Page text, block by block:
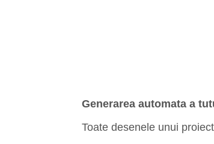
Generarea automata a
Toate desenele unui